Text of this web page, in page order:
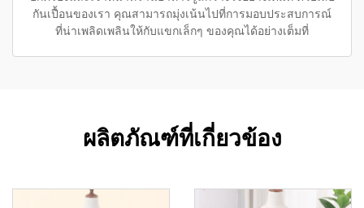
กันเปื้อนของเรา คุณสามารถมุ่งเน้นไปที่การมอบประสบการณ์
ที่น่าเพลิดเพลินให้กับแขกเล็กๆ ของคุณได้อย่างเต็มที่
ผลิตภัณฑ์ที่เกี่ยวข้อง